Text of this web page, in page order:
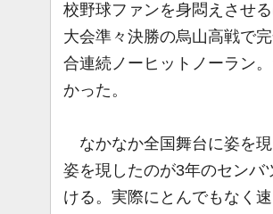
校野球ファンを身悶えさせ
大会準々決勝の烏山高戦で
合連続ノーヒットノーラン
かった。
なかなか全国舞台に姿を
姿を現したのが3年のセンバ
ける。実際にとんでもなく